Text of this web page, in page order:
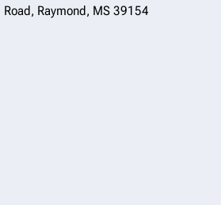
Raymond, MS 39154